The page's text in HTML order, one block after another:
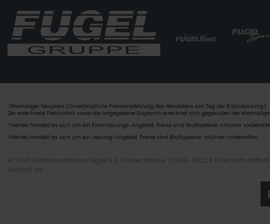
1 Ehemaliger Neupreis (Unverbindliche Preisempfehlung des Herstellers am Tag der Erstzulassung).
Der errechnete Preisvorteil sowie die angegebene Ersparnis errechnet sich gegenüber der
2 Hierbei handelt es sich um ein Finanzierungs-Angebot. Preise sind Bruttopreise. Irrtümer
3 Hierbei handelt es sich um ein Leasing-Angebot. Preise sind Bruttopreise. Irrtümer vorbehalten.
© 2026 Autohaus Markus Fugel e.K. | Hofer Straße 7c | DE- 09224 Chemnitz-
audaris.de